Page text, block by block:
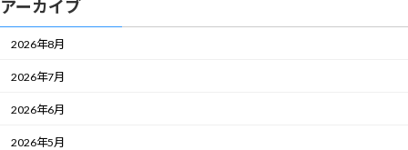
アーカイブ
2026年8月
2026年7月
2026年6月
2026年5月